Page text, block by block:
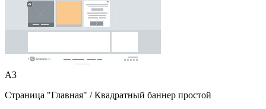
A3
Страница "Главная" / Квадратный баннер простой